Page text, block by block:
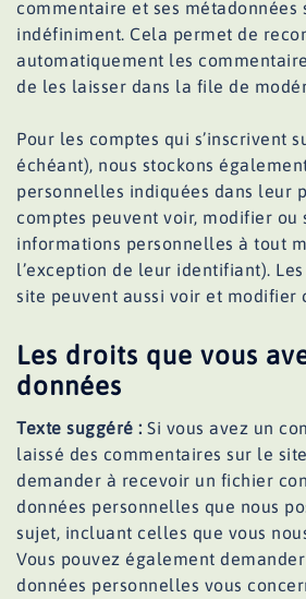
commentaire et ses métadonnées
indéfiniment. Cela permet de
automatiquement les
de les laisser dans la file de
Pour les comptes qui s’inscrivent
échéant), nous stockons
personnelles indiquées dans leur
comptes peuvent voir, modifier ou
informations personnelles à tout
l’exception de leur identifiant).
site peuvent aussi voir et modifier
Les droits que vous
données
Texte suggéré : Si vous avez un
laissé des commentaires sur le
demander à recevoir un fichier
données personnelles que nous
sujet, incluant celles que vous
Vous pouvez également
données personnelles vous